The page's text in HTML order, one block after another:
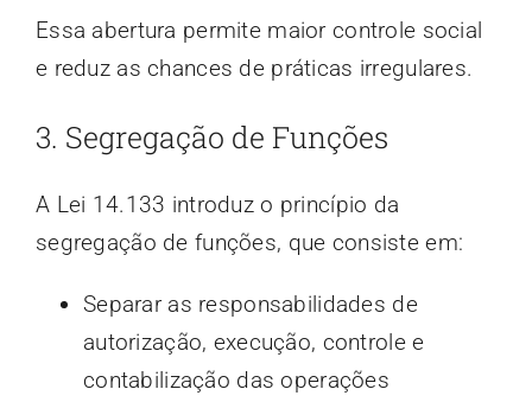
Essa abertura permite maior controle social
e reduz as chances de práticas irregulares.
3. Segregação de Funções
A Lei 14.133 introduz o princípio da
segregação de funções, que consiste em:
Separar as responsabilidades de
autorização, execução, controle e
contabilização das operações